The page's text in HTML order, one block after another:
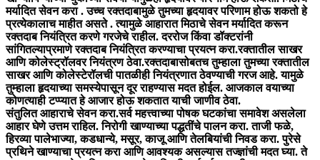
मर्यादित सेवन करा . उच्च रक्तदाबामुळे तुमच्या हृदयावर परिणाम होऊ शकतो हे
प्रत्येकालाच माहीत असते . त्यामुळे आहारात मिठाचे सेवन मर्यादित करून
रक्तदाब नियंत्रित करणे गरजेचे राहील. दररोज किंवा डॉक्टरांनी
सांगितल्याप्रमाणे रक्तदाब नियंत्रित करण्याचा प्रयत्न करा.रक्तातील साखर
आणि कोलेस्ट्रॉलवर नियंत्रण ठेवा.रक्तदाबासोबतच तुम्हाला तुमच्या रक्तातील
साखर आणि कोलेस्टेरॉलची पातळीही नियंत्रणात ठेवण्याची गरज आहे. यामुळे
तुम्हाला हृदयाच्या समस्येपासून दूर राहण्यास मदत होईल. आजकाल वयाच्या
कोणत्याही टप्प्यात हे आजार होऊ शकतात याची जाणीव ठेवा.
संतुलित आहाराचे सेवन करा.सर्व महत्त्वाच्या पोषक घटकांचा समावेश असलेला
आहार घेणे उत्तम राहिल. निरोगी खाण्याच्या पद्धतींचे पालन करा. ताजी फळे,
हिरव्या पालेभाज्या, कडधान्ये, मसूर, काजू आणि तेलबियांची निवड करा. पुरेसे
प्रथिने खाण्याचा प्रयत्न करा आणि आवश्यक असल्यास तज्ज्ञांची मदत घ्या. ते